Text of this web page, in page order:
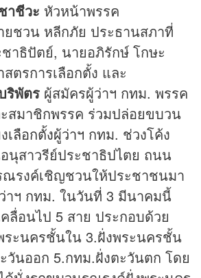
าชีวะ หัวหน้าพรรค
ชวน หลีกภัย ประธานสภาที่
าธิปัตย์, นายอภิรักษ์ โกษะ
ตรการเลือกตั้ง และ
ริพัตร ผู้สมัครผู้ว่าฯ กทม. พรรค
สมาชิกพรรค ร่วมปล่อยขบวน
เลือกตั้งผู้ว่าฯ กทม. ช่วงโค้ง
นุสาวรีย์ประชาธิปไตย ถนน
ณรงค์เชิญชวนให้ประชาชนมา
าฯ กทม. ในวันที่ 3 มีนาคมนี้
ลื่อนไป 5 สาย ประกอบด้วย
ระนครชั้นใน 3.ฝั่งพระนครชั้น
วันออก 5.กทม.ฝั่งตะวันตก โดย